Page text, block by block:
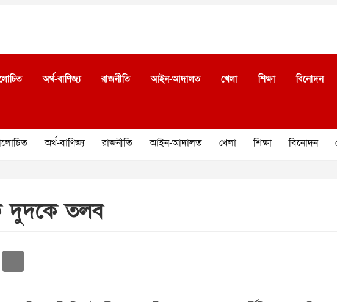
অর্থ-বাণিজ্য রাজনীতি আইন-আদালত খেলা শিক্ষা বিনোদন
অর্থ-বাণিজ্য রাজনীতি আইন-আদালত খেলা শিক্ষা বিনোদন
দুদকে তলব